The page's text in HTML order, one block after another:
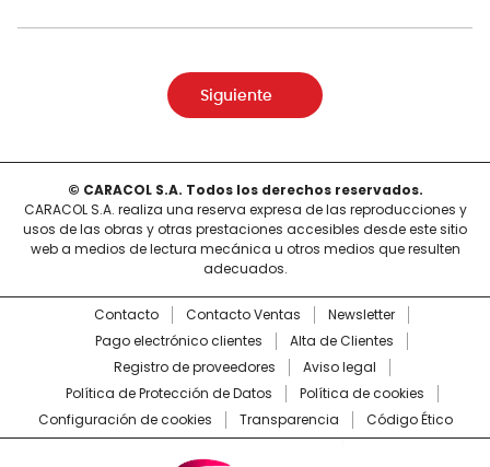
Siguiente
© CARACOL S.A. Todos los derechos reservados.
CARACOL S.A. realiza una reserva expresa de las reproducciones y
usos de las obras y otras prestaciones accesibles desde este sitio
web a medios de lectura mecánica u otros medios que resulten
adecuados.
Contacto Contacto Ventas
Newsletter
Pago electrónico clientes
Alta de Clientes
Registro de proveedores
Aviso legal
Política de Protección de Datos
Política de cookies
Configuración de cookies
Transparencia Código Ético